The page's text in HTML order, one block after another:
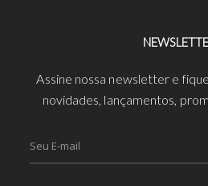
Assine nossa newsletter e
novidades, lançamentos,